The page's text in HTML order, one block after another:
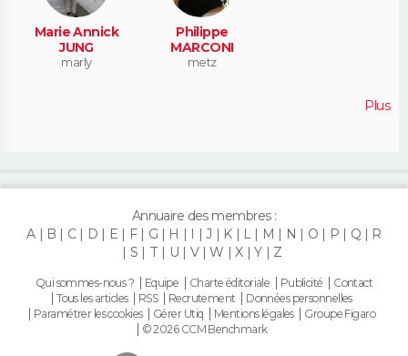
Marie Annick
JUNG
marly
Philippe
MARCONI
metz
Plus
Annuaire des membres :
A
B C D E F G H J K L M N O P Q
R
S
T U V W X Y Z
Qui sommes-nous ? Equipe Charte éditoriale Publicité
Contact
Tous les articles
RSS Recrutement
Données personnelles
Paramétrer les cookies
Gérer Utiq Mentions légales
Groupe Figaro
© 2026 CCM Benchmark